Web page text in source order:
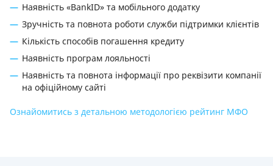
Наявність «BankID» та мобільного додатку
Зручність та повнота роботи служби підтримки клієнтів
Кількість способів погашення кредиту
Наявність програм лояльності
Наявність та повнота інформації про реквізити компанії
на офіційному сайті
Ознайомитись з детальною методологією рейтинг МФО